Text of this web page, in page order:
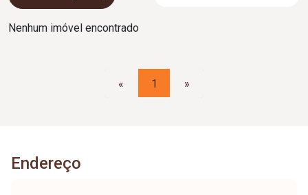
Nenhum imóvel encontrado
« 1 »
Endereço